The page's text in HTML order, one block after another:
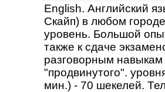
English. Английский
Скайп) в любом
уровень. Большой
также к сдаче
разговорным навыкам
"продвинутого".
мин.) - 70 шекелей.